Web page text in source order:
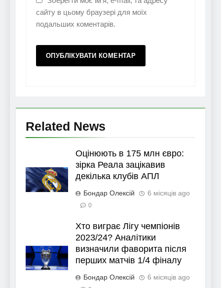
сайту в цьому браузері для моїх
подальших коментарів.
Related News
Оцінюють в 175 млн євро:
зірка Реала зацікавив
декілька клубів АПЛ
Бондар Олексій 6 місяців ago
0
Хто виграє Лігу чемпіонів
2023/24? Аналітики
визначили фаворита після
перших матчів 1/4 фіналу
Бондар Олексій 6 місяців ago